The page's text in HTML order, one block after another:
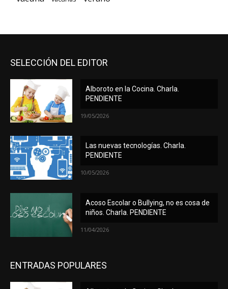
SELECCIÓN DEL EDITOR
Alboroto en la Cocina. Charla.
PENDIENTE
19/05/2026
Las nuevas tecnologías. Charla.
PENDIENTE
10/05/2026
Acoso Escolar o Bullying, no es cosa de
niños. Charla. PENDIENTE
11/04/2026
ENTRADAS POPULARES